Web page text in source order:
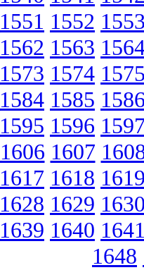
1551 1552
1562 1563
1573 1574
1584 1585
1595 1596
1606 1607
1617 1618
1628 1629
1639 1640
1648